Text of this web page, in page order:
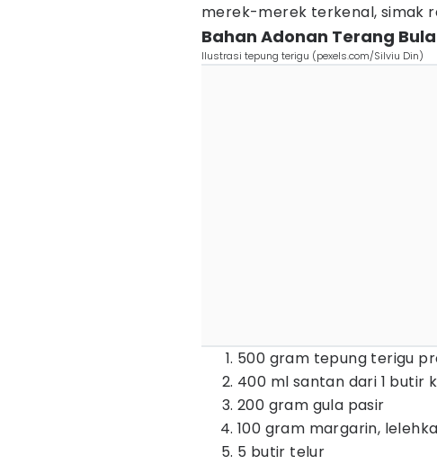
merek-merek terkenal, simak
Bahan Adonan Terang
Ilustrasi tepung terigu (pexels.com/Silviu Din)
500 gram tepung terigu
400 ml santan dari 1 butir
200 gram gula pasir
100 gram margarin,
5 butir telur